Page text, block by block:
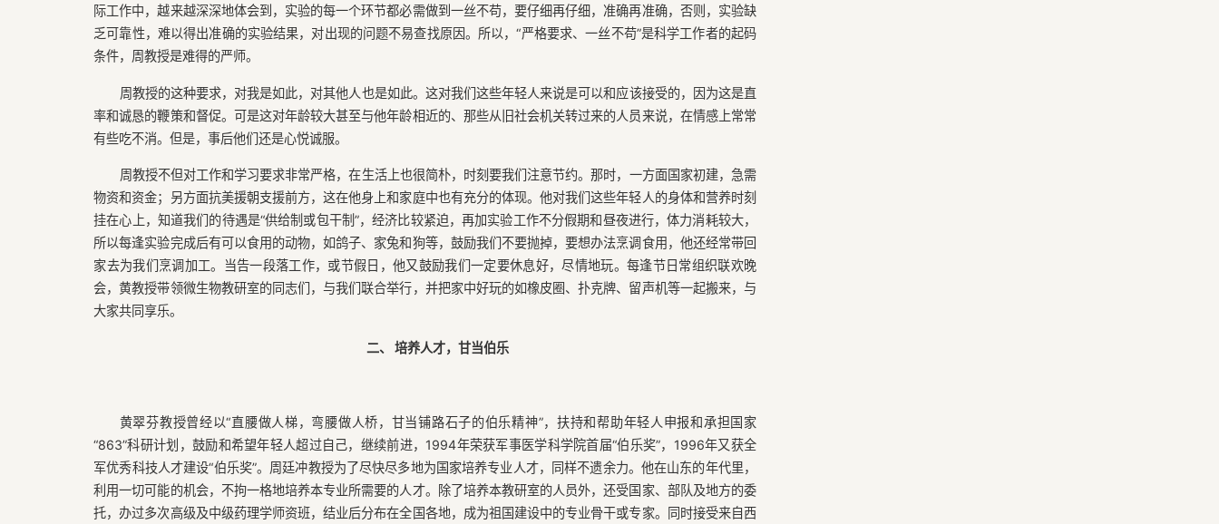
际工作中，越来越深深地体会到，实验的每一个环节都必需做到一丝不苟，要仔细再仔细，准确再准确，否则，实验缺
乏可靠性，难以得出准确的实验结果，对出现的问题不易查找原因。所以，“严格要求、一丝不苟”是科学工作者的起码
条件，周教授是难得的严师。
周教授的这种要求，对我是如此，对其他人也是如此。这对我们这些年轻人来说是可以和应该接受的，因为这是直
率和诚恳的鞭策和督促。可是这对年龄较大甚至与他年龄相近的、那些从旧社会机关转过来的人员来说，在情感上常常
有些吃不消。但是，事后他们还是心悦诚服。
周教授不但对工作和学习要求非常严格，在生活上也很简朴，时刻要我们注意节约。那时，一方面国家初建，急需
物资和资金；另方面抗美援朝支援前方，这在他身上和家庭中也有充分的体现。他对我们这些年轻人的身体和营养时刻
挂在心上，知道我们的待遇是“供给制或包干制”，经济比较紧迫，再加实验工作不分假期和昼夜进行，体力消耗较大，
所以每逢实验完成后有可以食用的动物，如鸽子、家兔和狗等，鼓励我们不要抛掉，要想办法烹调食用，他还经常带回
家去为我们烹调加工。当告一段落工作，或节假日，他又鼓励我们一定要休息好，尽情地玩。每逢节日常组织联欢晚
会，黄教授带领微生物教研室的同志们，与我们联合举行，并把家中好玩的如橡皮圈、扑克牌、留声机等一起搬来，与
大家共同享乐。
二、 培养人才，甘当伯乐
黄翠芬教授曾经以“直腰做人梯，弯腰做人桥，甘当铺路石子的伯乐精神”，扶持和帮助年轻人申报和承担国家
“863”科研计划，鼓励和希望年轻人超过自己，继续前进，1994年荣获军事医学科学院首届“伯乐奖”，1996年又获全
军优秀科技人才建设“伯乐奖”。周廷冲教授为了尽快尽多地为国家培养专业人才，同样不遗余力。他在山东的年代里，
利用一切可能的机会，不拘一格地培养本专业所需要的人才。除了培养本教研室的人员外，还受国家、部队及地方的委
托，办过多次高级及中级药理学师资班，结业后分布在全国各地，成为祖国建设中的专业骨干或专家。同时接受来自西